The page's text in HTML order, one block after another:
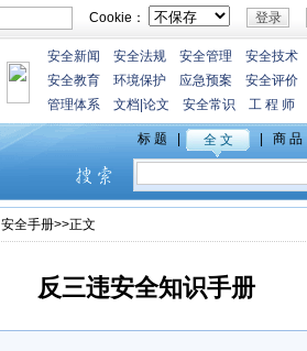
Cookie：
安全新闻 安全法规 安全管理 安全技术
安全教育
环境保护 应急预案 安全评价
管理体系
文档 论文 安全常识 工 程 师
安全手册>>正文
反三违安全知识手册